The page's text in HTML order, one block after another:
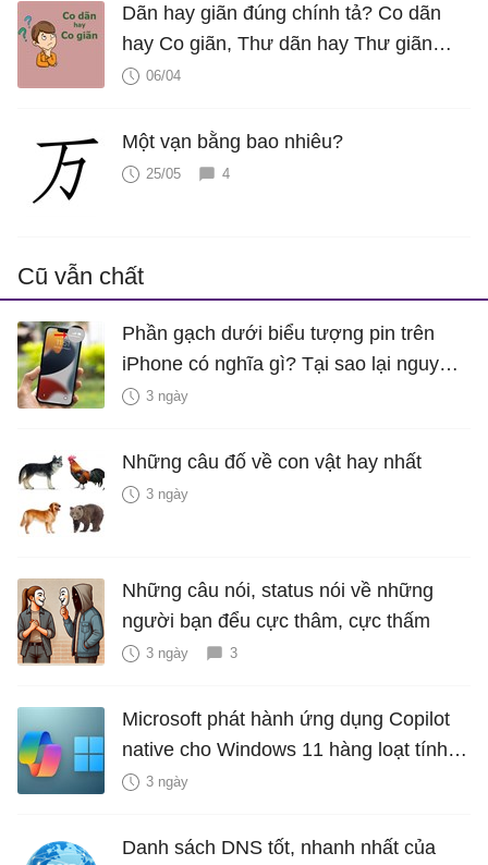
Dãn hay giãn đúng chính tả? Co dãn
hay Co giãn, Thư dãn hay Thư giãn
mới đúng?
06/04
Một vạn bằng bao nhiêu?
25/05 4
Cũ vẫn chất
Phần gạch dưới biểu tượng pin trên
iPhone có nghĩa gì? Tại sao lại nguy
hiểm?
3 ngày
Những câu đố về con vật hay nhất
3 ngày
Những câu nói, status nói về những
người bạn đểu cực thâm, cực thấm
3 ngày 3
Microsoft phát hành ứng dụng Copilot
native cho Windows 11 hàng loạt tính
năng mới Hữu Ích
3 ngày
Danh sách DNS tốt, nhanh nhất của